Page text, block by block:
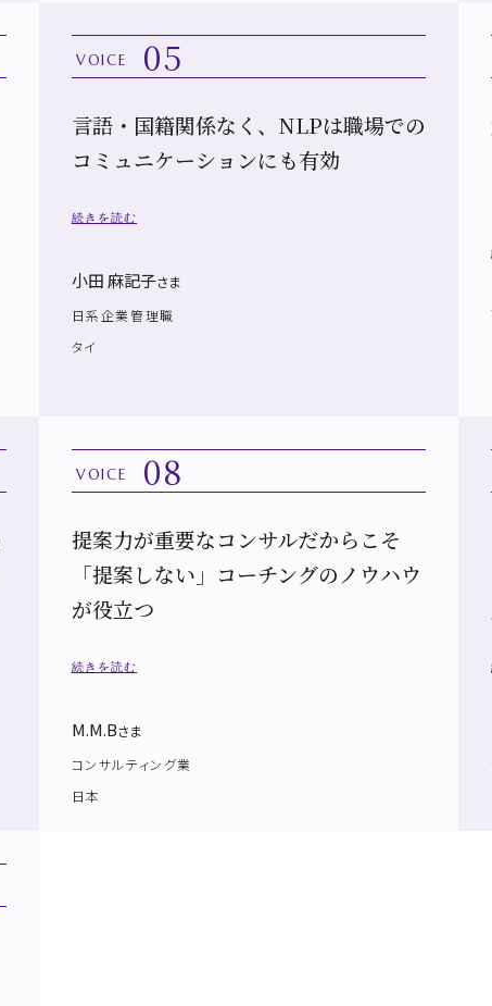
VOICE 05
言語・国籍関係なく、NLPは職場での
コミュニケーションにも有効
続きを読む
小田 麻記子さま
日系企業管理職
タイ
VOICE 08
提案力が重要なコンサルだからこそ
「提案しない」コーチングのノウハウ
が役立つ
続きを読む
M.M.Bさま
コンサルティング業
日本